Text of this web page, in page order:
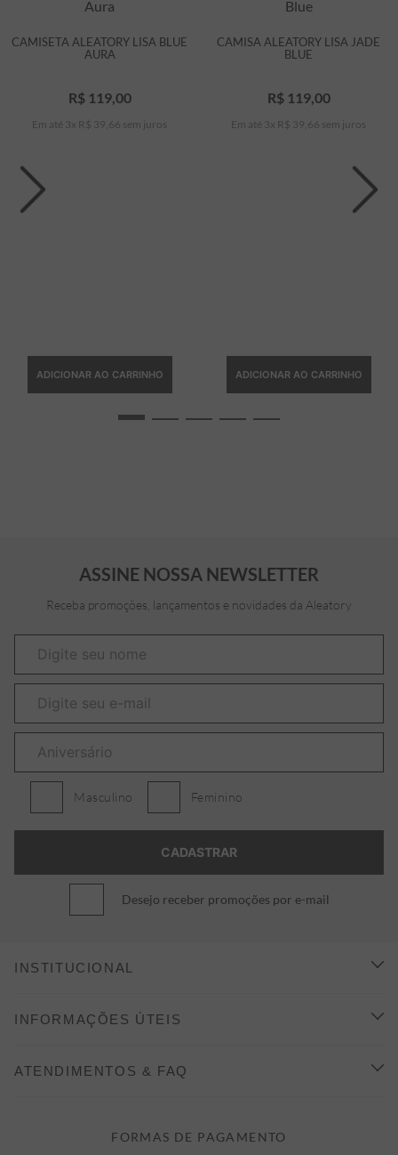
CAMISETA ALEATORY LISA BLUE
AURA
R$ 119,00
Em até 3 x R$ 39 66 sem juros
ADICIONAR AO CARRINHO
CAMISA ALEATORY LISA JADE
BLUE
R$ 119,00
Em até 3 x R$ 39 66 sem juros
ADICIONAR AO CARRINHO
ASSINE NOSSA NEWSLETTER
Receba promoções, lançamentos e novidades da Aleatory
Masculino Feminino
Desejo receber promoções por e-mail
INSTITUCIONAL
CONHEÇA A ALEATORY
INFORMAÇÕES ÚTEIS
FORMAS DE PAGAMENTO
ATENDIMENTOS & FAQ
FORMAS DE PAGAMENTO